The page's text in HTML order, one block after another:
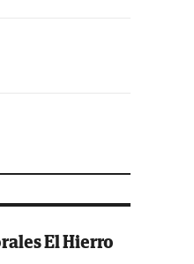
El Hierro